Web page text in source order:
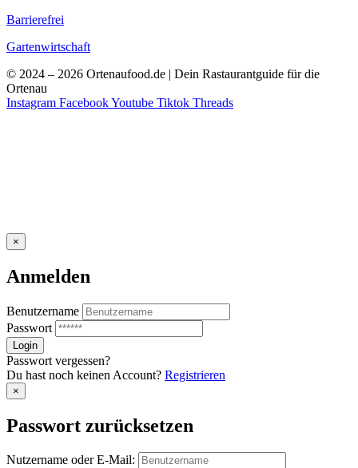
Barrierefrei
Gartenwirtschaft
© 2024 – 2026 Ortenaufood.de | Dein Rastaurantguide für die
Ortenau
Instagram FacebookYoutube Tiktok Threads
×
Anmelden
Benutzername
Passwort
Passwort vergessen?
Du hast noch keinen Account? Registrieren
×
Passwort zurücksetzen
Nutzername oder E-Mail: